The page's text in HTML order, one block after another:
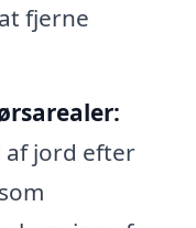
fjerne
af jord efter